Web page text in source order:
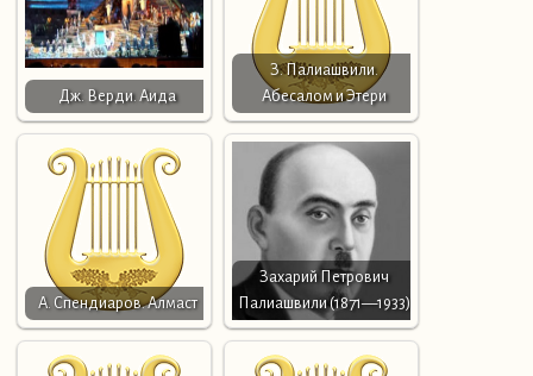
Дж. Верди. Аида
З. Палиашвили.
Абесалом и Этери
А. Спендиаров. Алмаст
Захарий Петрович
Палиашвили (1871—1933)